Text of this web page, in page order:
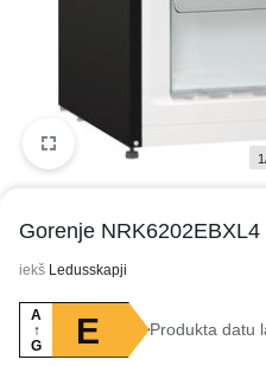
Gorenje
iekš Ledusskapji
A
↑
G
E Produkta datu